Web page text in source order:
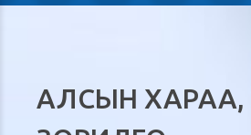
АЛСЫН ХАРАА,